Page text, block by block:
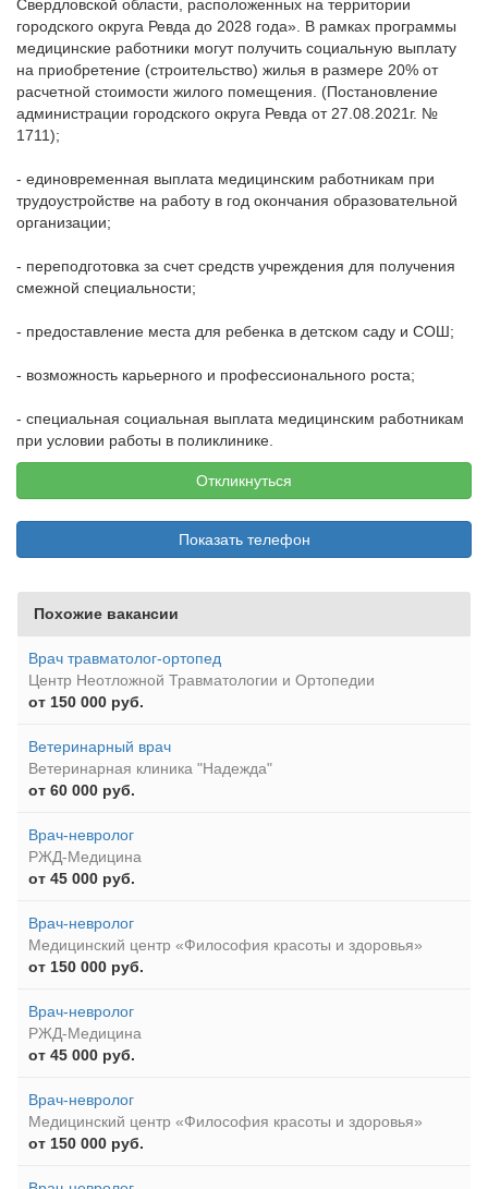
Свердловской области, расположенных на территории
городского округа Ревда до 2028 года». В рамках программы
медицинские работники могут получить социальную выплату
на приобретение (строительство) жилья в размере 20% от
расчетной стоимости жилого помещения. (Постановление
администрации городского округа Ревда от 27.08.2021г. №
1711);
- единовременная выплата медицинским работникам при
трудоустройстве на работу в год окончания образовательной
организации;
- переподготовка за счет средств учреждения для получения
смежной специальности;
- предоставление места для ребенка в детском саду и СОШ;
- возможность карьерного и профессионального роста;
- специальная социальная выплата медицинским работникам
при условии работы в поликлинике.
Откликнуться
Показать телефон
Похожие вакансии
Врач травматолог-ортопед
Центр Неотложной Травматологии и Ортопедии
от 150 000 руб.
Ветеринарный врач
Ветеринарная клиника "Надежда"
от 60 000 руб.
Врач-невролог
РЖД-Медицина
от 45 000 руб.
Врач-невролог
Медицинский центр «Философия красоты и здоровья»
от 150 000 руб.
Врач-невролог
РЖД-Медицина
от 45 000 руб.
Врач-невролог
Медицинский центр «Философия красоты и здоровья»
от 150 000 руб.